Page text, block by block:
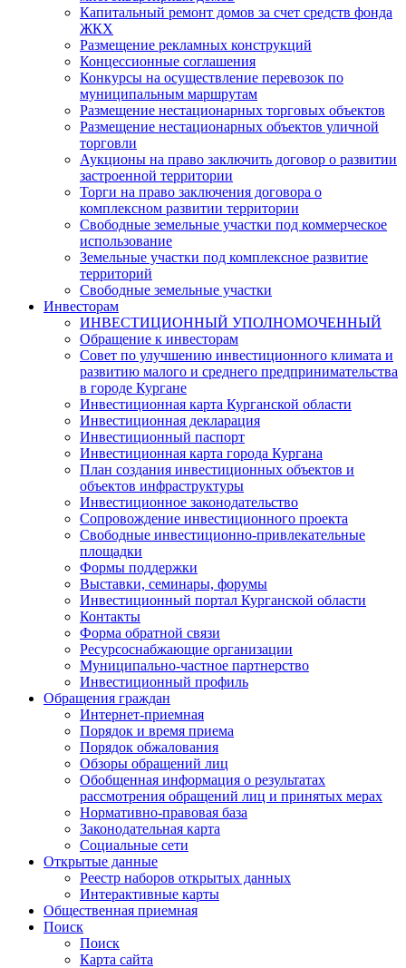
Капитальный ремонт домов за счет средств фонда
ЖКХ
Размещение рекламных конструкций
Концессионные соглашения
Конкурсы на осуществление перевозок по
муниципальным маршрутам
Размещение нестационарных торговых объектов
Размещение нестационарных объектов уличной
торговли
Аукционы на право заключить договор о развитии
застроенной территории
Торги на право заключения договора о
комплексном развитии территории
Свободные земельные участки под коммерческое
использование
Земельные участки под комплексное развитие
территорий
Свободные земельные участки
Инвесторам
ИНВЕСТИЦИОННЫЙ УПОЛНОМОЧЕННЫЙ
Обращение к инвесторам
Совет по улучшению инвестиционного климата и
развитию малого и среднего предпринимательства
в городе Кургане
Инвестиционная карта Курганской области
Инвестиционная декларация
Инвестиционный паспорт
Инвестиционная карта города Кургана
План создания инвестиционных объектов и
объектов инфраструктуры
Инвестиционное законодательство
Сопровождение инвестиционного проекта
Свободные инвестиционно-привлекательные
площадки
Формы поддержки
Выставки, семинары, форумы
Инвестиционный портал Курганской области
Контакты
Форма обратной связи
Ресурсоснабжающие организации
Муниципально-частное партнерство
Инвестиционный профиль
Обращения граждан
Интернет-приемная
Порядок и время приема
Порядок обжалования
Обзоры обращений лиц
Обобщенная информация о результатах
рассмотрения обращений лиц и принятых мерах
Нормативно-правовая база
Законодательная карта
Социальные сети
Открытые данные
Реестр наборов открытых данных
Интерактивные карты
Общественная приемная
Поиск
Поиск
Карта сайта